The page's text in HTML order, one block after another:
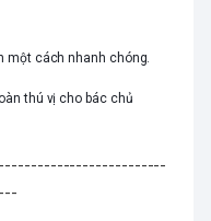
một cách nhanh chóng.
thú vị cho bác chủ